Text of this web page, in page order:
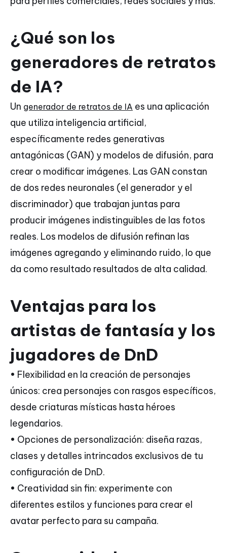
¿Qué son los
generadores de retratos
de IA?
Un generador de retratos de IA es una aplicación
que utiliza inteligencia artificial,
específicamente redes generativas
antagónicas (GAN) y modelos de difusión, para
crear o modificar imágenes. Las GAN constan
de dos redes neuronales (el generador y el
discriminador) que trabajan juntas para
producir imágenes indistinguibles de las fotos
reales. Los modelos de difusión refinan las
imágenes agregando y eliminando ruido, lo que
da como resultado resultados de alta calidad.
Ventajas para los
artistas de fantasía y los
jugadores de DnD
• Flexibilidad en la creación de personajes
únicos: crea personajes con rasgos específicos,
desde criaturas místicas hasta héroes
legendarios.
• Opciones de personalización: diseña razas,
clases y detalles intrincados exclusivos de tu
configuración de DnD.
• Creatividad sin fin: experimente con
diferentes estilos y funciones para crear el
avatar perfecto para su campaña.